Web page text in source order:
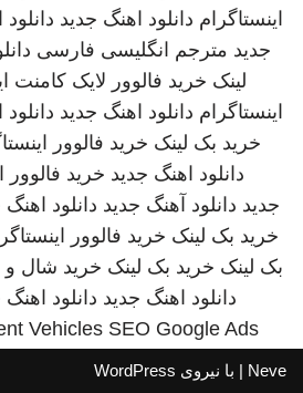
اینستاگرام دانلود اهنگ جدید
جدید مترجم انگلیسی فارسی
لینک خرید فالوور لایک کامنت
اینستاگرام دانلود اهنگ جدید
خرید بک لینک خرید فالوور
دانلود اهنگ جدید خرید فالوور
جدید دانلود آهنگ جدید دانلود
خرید بک لینک خرید فالوور
بک لینک خرید بک لینک خرید شال
دانلود اهنگ جدید دانلود
Vehicles SEO Google Ads
Neve | با نیروی WordPress